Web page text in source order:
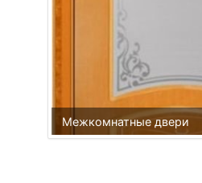
Межкомнатные двери